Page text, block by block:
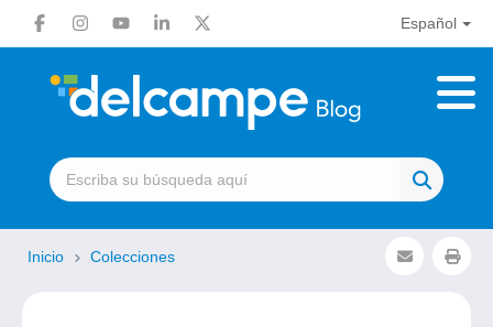
Español
Inicio Colecciones